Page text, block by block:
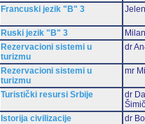
Francuski jezik "B" 3
Ruski jezik "B" 3
Rezervacioni sistemi u
turizmu
dr
Rezervacioni sistemi u
turizmu
mr
Turistički resursi Srbije
dr
Istorija civilizacije dr